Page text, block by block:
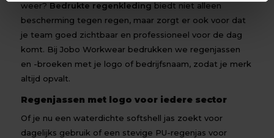
weer? Bedrukte regenkleding biedt niet alleen
bescherming tegen regen, maar zorgt er ook voor dat
je team goed zichtbaar en professioneel voor de dag
komt. Bij Jobo Workwear bedrukken we regenjassen
en -broeken met je logo of bedrijfsnaam, zodat je merk
altijd opvalt.
Regenjassen met logo voor iedere sector
Of je nu een waterdichte softshell jas zoekt voor
dagelijks gebruik of een stevige PU-regenjas voor